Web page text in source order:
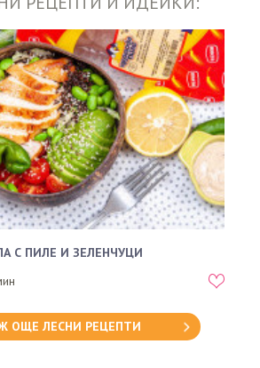
С ПИЛЕ И ЗЕЛЕНЧУЦИ
ОЩЕ ЛЕСНИ РЕЦЕПТИ